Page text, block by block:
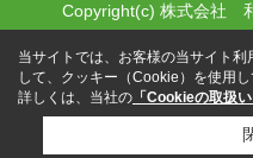
Copyright(c) 株式会社
当サイトでは、お客様の当サイト
して、クッキー（Cookie）を使用し
詳しくは、当社の 「Cookieの取扱